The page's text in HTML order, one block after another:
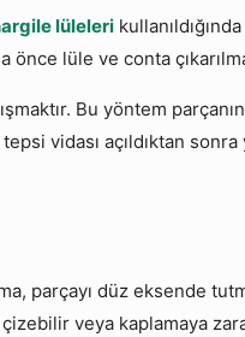
lüleleri
lüle ve conta
Bu yöntem
tepsi vidası açıldıktan
parçayı düz eksende
veya kaplamaya